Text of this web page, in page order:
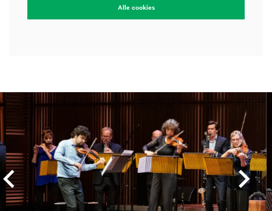
Alle cookies
Overslaan